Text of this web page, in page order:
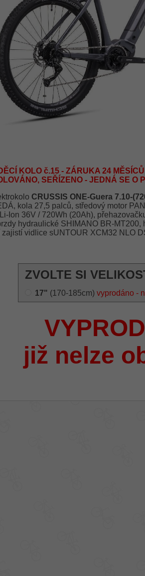
KOLO č.15 - ZÁRUKA 24
SEŘÍZENO - JEDNÁ SE O
CRUSSIS ONE-Guera 7.10-
kola 27,5 palců, středový motor
Ion 36V / 720Wh (20Ah),
hydraulické SHIMANO BR-MT200,
zajistí vidlice sUNTOUR XCM32 NLO
ZVOLTE SI
17" (170-185cm) vyprodáno -
již nelze